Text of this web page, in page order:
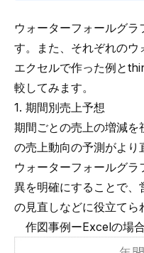
ウォーターフォールグ
す。また、それぞれのウ
エクセルで作った例と
較してみます。
1. 期間別売上予想
期間ごとの売上の増減
の売上動向の予測がより
ウォーターフォールグ
異を明確にすることで、
の見直しなどに役立てら
作図事例ーExcelの場合